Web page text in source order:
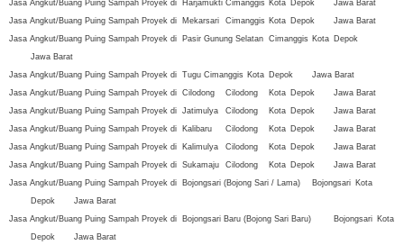
Jasa Angkut/Buang Puing Sampah Proyek di Harjamukti Cimanggis Kota Depok
Jawa Barat
Jasa Angkut/Buang Puing Sampah Proyek di
Mekarsari Cimanggis Kota Depok
Jawa Barat
Jasa Angkut/Buang Puing Sampah Proyek di
Pasir Gunung Selatan Cimanggis Kota Depok
Jawa Barat
Jasa Angkut/Buang Puing Sampah Proyek di Tugu Cimanggis Kota Depok
Jawa Barat
Jasa Angkut/Buang Puing Sampah Proyek di Cilodong Cilodong Kota Depok
Jawa Barat
Jasa Angkut/Buang Puing Sampah Proyek di Jatimulya Cilodong Kota Depok
Jawa Barat
Jasa Angkut/Buang Puing Sampah Proyek di
Kalibaru Cilodong Kota Depok
Jawa Barat
Jasa Angkut/Buang Puing Sampah Proyek di
Kalimulya Cilodong Kota Depok
Jawa Barat
Jasa Angkut/Buang Puing Sampah Proyek di Sukamaju Cilodong Kota Depok
Jawa Barat
Jasa Angkut/Buang Puing Sampah Proyek di
Bojongsari (Bojong Sari / Lama) Bojongsari Kota
Depok
Jawa Barat
Jasa Angkut/Buang Puing Sampah Proyek di
Bojongsari Baru (Bojong Sari Baru) Bojongsari Kota
Depok
Jawa Barat